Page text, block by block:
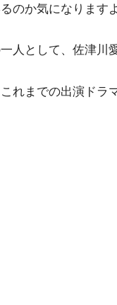
のか気になります
人として、佐津川
れまでの出演ドラ